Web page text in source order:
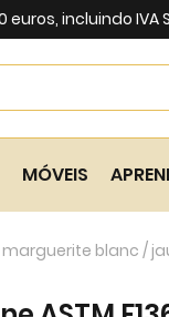
incluindo IVA
MÓVEIS
marguerite blanc /